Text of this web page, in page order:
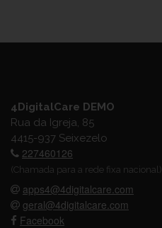
4DigitalCare DEMO
Rua da Igreja, 85
4415-937 Seixezelo
227460126
(Chamada para a rede fixa nacional)
apps4@4digitalcare.com
geral@4digitalcare.com
Facebook